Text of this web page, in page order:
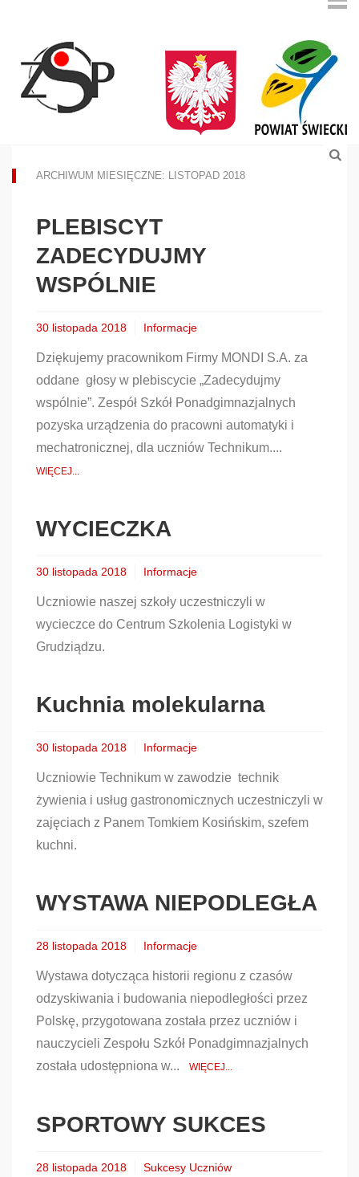
ARCHIWUM MIESIĘCZNE: LISTOPAD 2018
PLEBISCYT
ZADECYDUJMY
WSPÓLNIE
30 listopada 2018 Informacje
Dziękujemy pracownikom Firmy MONDI S.A. za
oddane głosy w plebiscycie „Zadecydujmy
wspólnie”. Zespół Szkół Ponadgimnazjalnych
pozyska urządzenia do pracowni automatyki i
mechatronicznej, dla uczniów Technikum....
WIĘCEJ...
WYCIECZKA
30 listopada 2018 Informacje
Uczniowie naszej szkoły uczestniczyli w
wycieczce do Centrum Szkolenia Logistyki w
Grudziądzu.
Kuchnia molekularna
30 listopada 2018 Informacje
Uczniowie Technikum w zawodzie technik
żywienia i usług gastronomicznych uczestniczyli w
zajęciach z Panem Tomkiem Kosińskim, szefem
kuchni.
WYSTAWA NIEPODLEGŁA
28 listopada 2018 Informacje
Wystawa dotycząca historii regionu z czasów
odzyskiwania i budowania niepodległości przez
Polskę, przygotowana została przez uczniów i
nauczycieli Zespołu Szkół Ponadgimnazjalnych
została udostępniona w...
WIĘCEJ...
SPORTOWY SUKCES
28 listopada 2018 Sukcesy Uczniów